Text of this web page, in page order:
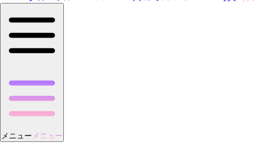
メニュー メニュー